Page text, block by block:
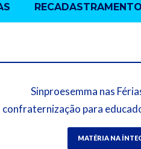
RECADASTRAMENTO
Sinproesemma nas
confraternização para
MATÉRIA NA